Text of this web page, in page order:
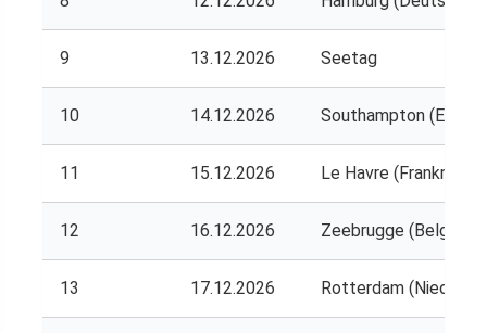
9 13.12.2026 Seetag
10 14.12.2026 Southampton
11 15.12.2026 Le Havre (Frankreich)
12 16.12.2026 Zeebrugge (Belgien)
13 17.12.2026 Rotterdam